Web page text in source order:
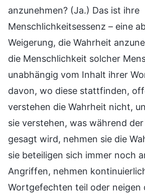
anzunehmen? (Ja.) Das ist ihre
Menschlichkeitsessenz – eine
Weigerung, die Wahrheit
die Menschlichkeit solcher
unabhängig vom Inhalt ihrer
davon, wo diese stattfinden,
verstehen die Wahrheit nicht,
sie verstehen, was während
gesagt wird, nehmen sie die
sie beteiligen sich immer noch
Angriffen, nehmen
Wortgefechten teil oder neigen